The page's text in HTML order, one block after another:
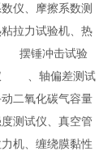
仪、摩擦系数测
拉力试验机、热
摆锤冲击试验
仪 、轴偏差测试
二氧化碳气容量
测试仪、真空管
机、缠绕膜黏性